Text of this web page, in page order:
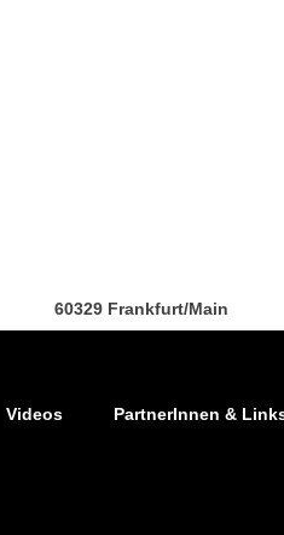
60329 Frankfurt/Main
Videos
PartnerInnen &